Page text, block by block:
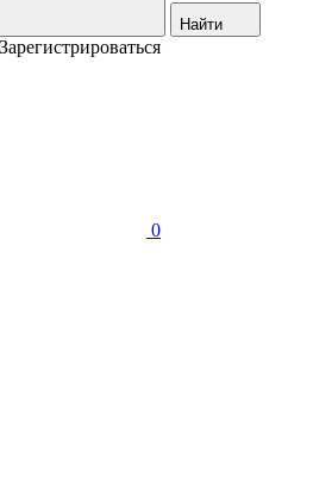
Найти
0